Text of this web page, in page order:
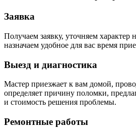
Заявка
Получаем заявку, уточняем характер
назначаем удобное для вас время
Выезд и диагностика
Мастер приезжает к вам домой,
определяет причину поломки,
и стоимость решения проблемы.
Ремонтные работы